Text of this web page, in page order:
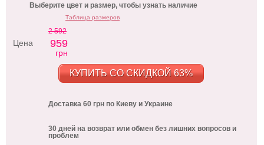
Выберите цвет и размер, чтобы узнать наличие
Таблица размеров
Цена
2 592
959
грн
КУПИТЬ СО СКИДКОЙ 63%
Доставка 60 грн по Киеву и Украине
30 дней на возврат или обмен без лишних вопросов и
проблем